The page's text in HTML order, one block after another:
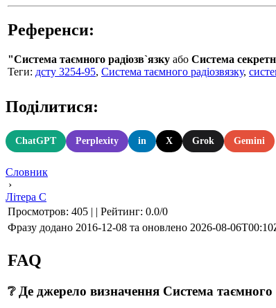
Референси:
"Система таємного радіозв`язку або Система
Теги: дсту 3254-95, Система таємного радіозвязку,
Поділитися:
ChatGPT Perplexity in X Grok Gemini
Словник
›
Літера С
Просмотров: 405 | | Рейтинг: 0.0/0
Фразу додано 2016-12-08 та оновлено 2026-08-
FAQ
❔ Де джерело визначення Система таємного